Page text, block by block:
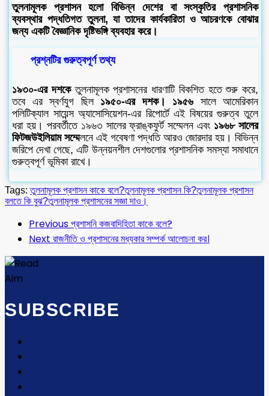
তুলনামূলক প্রশাসন হলো বিভিন্ন দেশের বা সংস্কৃতির প্রশাসনিক
ব্যবস্থার পদ্ধতিগত তুলনা, যা তাদের কার্যকারিতা ও আচরণকে বোঝার
জন্য একটি বৈজ্ঞানিক দৃষ্টিভঙ্গি ব্যবহার করে।
প্রশ্নটির গুরুত্বপূর্ণ তথ্য
১৯৩০-এর দশকেতুলনামূলক প্রশাসনের ধারণাটি বিকশিত হতে শুরু করে,
তবে এর স্বর্ণযুগ ছিল ১৯৫০-এর দশক। ১৯৫৬ সালে আমেরিকান
পলিটিক্যাল সায়েন্স অ্যাসোসিয়েশন-এর রিপোর্টে এই বিষয়ের গুরুত্ব তুলে
ধরা হয়। পরবর্তীতে ১৯৬৩ সালের ফ্রাঙ্কফুর্ট সম্মেলন এবং ১৯৬৮ সালের
ফিটজউইলিয়াম সম্মেলনে এই গবেষণা পদ্ধতি আরও জোরদার হয়। বিভিন্ন
জরিপে দেখা গেছে, এটি উন্নয়নশীল দেশগুলোর প্রশাসনিক সমস্যা সমাধানে
গুরুত্বপূর্ণ ভূমিকা রাখে।
Tags:তুলনামূলক প্রশাসন কাকে বলে?তুলনামূলক প্রশাসন কি?তুলনামূলক প্রশাসন
বলতে কি বুঝ?তুলনামূলক প্রশাসনের সজ্ঞা দাও।
Previousপ্রশাসনি কজবাদিহিতা কাকে বলে?
Next রাজনীতি ও প্রশাসনের মধ্যকার সম্পর্ক আলোচনা কর।
SUBSCRIBE